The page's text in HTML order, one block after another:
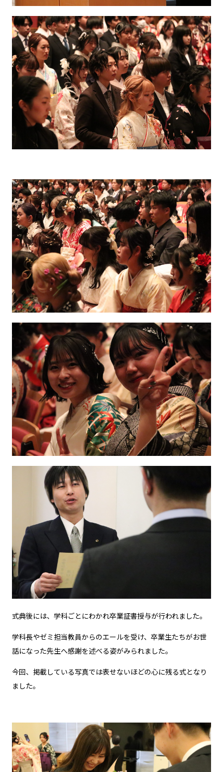
式典後には、学科ごとにわかれ卒業証書授与が行われました。
学科長やゼミ担当教員からのエールを受け、卒業生たちがお世
話になった先生へ感謝を述べる姿がみられました。
今回、掲載している写真では表せないほどの心に残る式となり
ました。